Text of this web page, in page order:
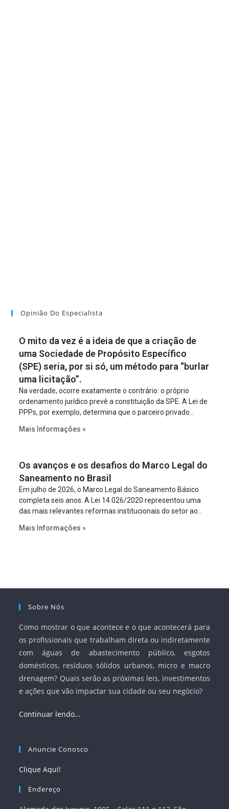
Opinião Do Especialista
O mito da vez é a ideia de que a criação de
uma Sociedade de Propósito Específico
(SPE) seria, por si só, um método para “burlar
uma licitação”.
Na verdade, ocorre exatamente o contrário: o próprio
ordenamento jurídico prevê a constituição da SPE. A Lei de
PPPs, por exemplo, determina que o parceiro privado
empreendimento. Ou seja, a suposta “fraude à licitação” é
projeto a projeto.
Mais Informações »
Os avanços e os desafios do Marco Legal do
Saneamento no Brasil
Em julho de 2026, o Marco Legal do Saneamento Básico
completa seis anos. A Lei 14.026/2020 representou uma
das mais relevantes reformas institucionais do setor ao
serviços, ampliar a participação da iniciativa privada,
Mais Informações »
Sobre Nós
Como mostrar o que acontece e o que acontecerá para
os profissionais que trabalham direta ou indiretamente
com águas de abastecimento público, esgotos
domésticos, resíduos sólidos urbanos, micro e macro
drenagem? Quais serão as próximas leis, investimentos
e ações que vão impactar sua cidade ou seu negócio?
Continuar lendo…
Anuncie Conosco
Clique Aqui!
Endereço